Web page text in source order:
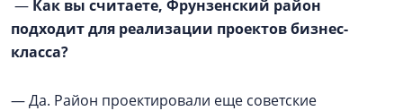
— Как вы считаете, Фрунзенский район
подходит для реализации проектов бизнес-
класса?
— Да. Район проектировали еще советские